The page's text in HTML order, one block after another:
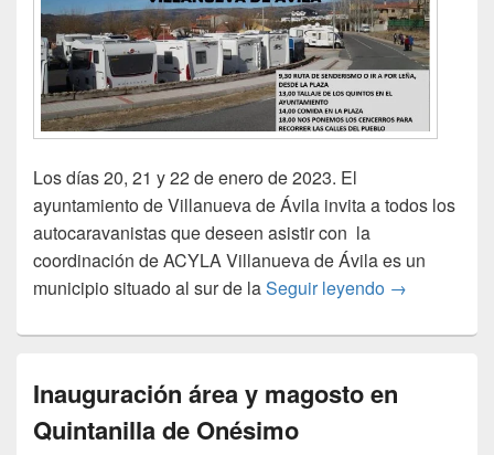
Los días 20, 21 y 22 de enero de 2023. El
ayuntamiento de Villanueva de Ávila invita a todos los
autocaravanistas que deseen asistir con la
coordinación de ACYLA Villanueva de Ávila es un
municipio situado al sur de laSeguir leyendo Villanueva
→
Inauguración área y magosto en
Quintanilla de Onésimo